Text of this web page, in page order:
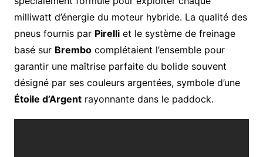
milliwatt d’énergie du moteur hybride. La qualité des
pneus fournis par Pirelliet le système de freinage
basé sur Brembocomplétaient l’ensemble pour
garantir une maîtrise parfaite du bolide souvent
désigné par ses couleurs argentées, symbole d’une
Étoile d’Argentrayonnante dans le paddock.